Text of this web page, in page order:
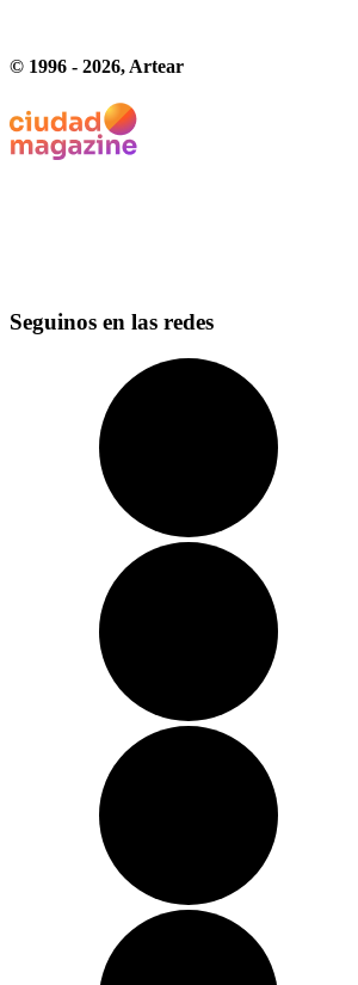
© 1996 - 2026, Artear
Seguinos en las redes